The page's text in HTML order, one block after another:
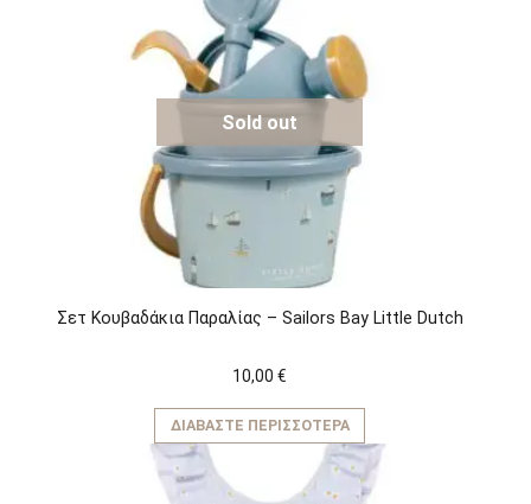
παραλλαγές.
Οι
επιλογές
μπορούν
επιλεγούν
στη
σελίδα
του
προϊόντος
Sold out
Σετ Κουβαδάκια Παραλίας – Sailors Bay Little Dutch
10,00 €
ΔΙΑΒΆΣΤΕ ΠΕΡΙΣΣΌΤΕΡΑ